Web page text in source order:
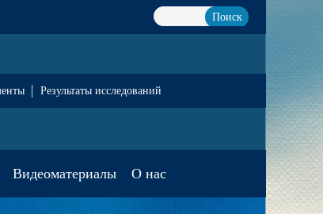
Поиск
Результаты исследований
Видеоматериалы О нас